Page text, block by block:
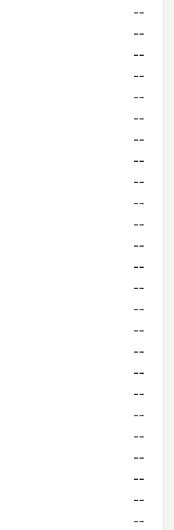
--
--
--
--
--
--
--
--
--
--
--
--
--
--
--
--
--
--
--
--
--
--
--
--
--